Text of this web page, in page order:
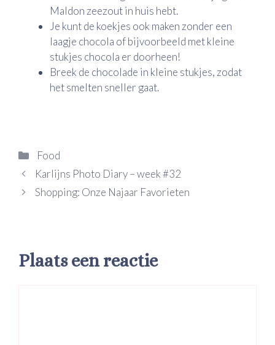
Maldon zeezout in huis hebt.
Je kunt de koekjes ook maken zonder een
laagje chocola of bijvoorbeeld met kleine
stukjes chocola er doorheen!
Breek de chocolade in kleine stukjes, zodat
het smelten sneller gaat.
Categorieën
Food
Karlijns Photo Diary – week #32
Shopping: Onze Najaar Favorieten
Plaats een reactie